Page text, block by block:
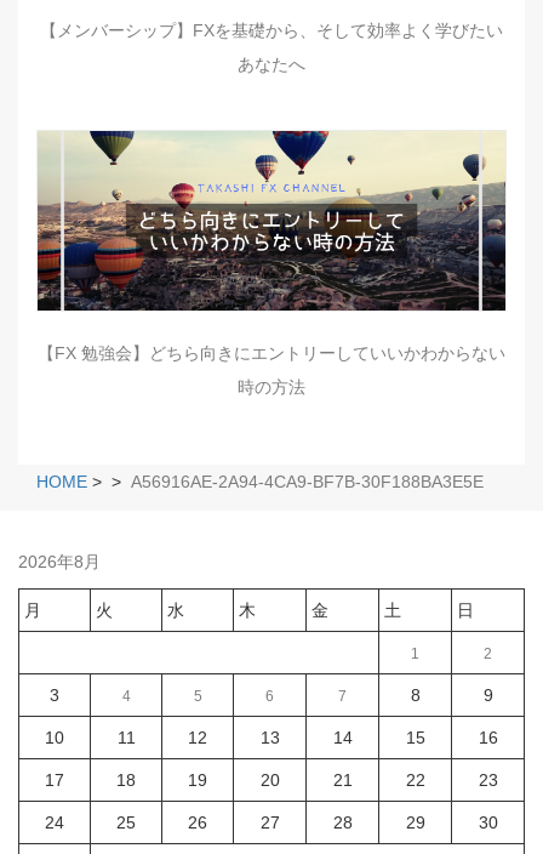
【メンバーシップ】FXを基礎から、そして効率よく学びたい
あなたへ
【FX 勉強会】どちら向きにエントリーしていいかわからない
時の方法
HOME > > A56916AE-2A94-4CA9-BF7B-30F188BA3E5E
2026年8月
月 火 水 木 金 土 日
1 2
3 4 5 6 7 8 9
10 11 12 13 14 15 16
17 18 19 20 21 22 23
24 25 26 27 28 29 30